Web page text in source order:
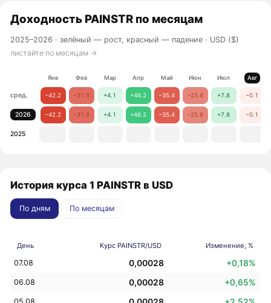
Доходность PAINSTR по месяцам
2025–2026 ·зелёный — рост, красный — падение · USD ($)
листайте по месяцам →
Янв Фев Мар Апр Май Июн Июл Авг
сред. −42.2 −31.9 +4.1 +46.2 −35.4 −25.8 +7.8 −0.1
2026 −42.2 −31.9 +4.1 +46.2 −35.4 −25.8 +7.8 −0.1
2025
История курса 1 PAINSTR в USD
По дням По месяцам
День Курс PAINSTR/USD Изменение, %
07.08 0,00028 +0,18%
06.08 0,00028 +0,65%